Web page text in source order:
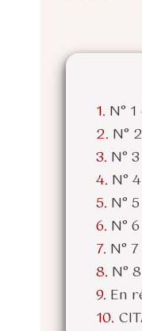
N°
N°
N°
N°
N°
N°
N°
N°
En